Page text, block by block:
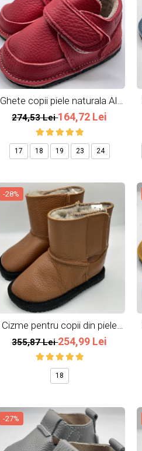
Ghete copii piele naturala All
Red
274,53 Lei164,72 Lei
17 18 19 23 24
-28%
Cizme pentru copii din piele
naturala All Brown
355,87 Lei254,99 Lei
18
-27%